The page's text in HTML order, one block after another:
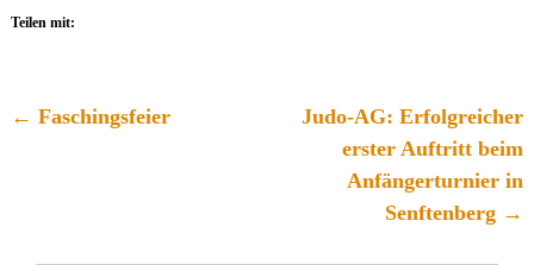
Teilen mit:
← Faschingsfeier
Judo-AG: Erfolgreicher
erster Auftritt beim
Anfängerturnier in
Senftenberg →